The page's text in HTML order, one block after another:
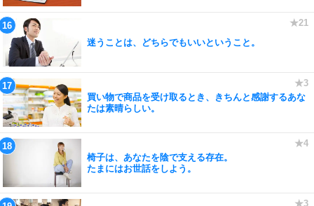
迷うことは、どちらでもいいということ。
買い物で商品を受け取るとき、きちんと感謝するあな
たは素晴らしい。
椅子は、あなたを陰で支える存在。
たまにはお世話をしよう。